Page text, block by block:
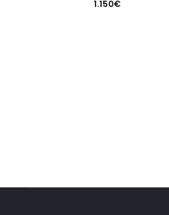
1.150€